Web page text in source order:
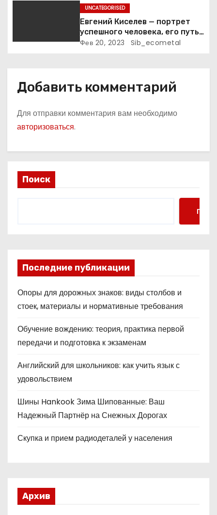
UNCATEGORISED
Евгений Киселев — портрет
успешного человека, его путь
к славе и личное счастье
Фев 20, 2023 Sib_ecometal
Добавить комментарий
Для отправки комментария вам необходимо
авторизоваться.
Поиск
Поиск
Последние публикации
Опоры для дорожных знаков: виды столбов и
стоек, материалы и нормативные требования
Обучение вождению: теория, практика первой
передачи и подготовка к экзаменам
Английский для школьников: как учить язык с
удовольствием
Шины Hankook Зима Шипованные: Ваш
Надежный Партнёр на Снежных Дорогах
Скупка и прием радиодеталей у населения
Архив